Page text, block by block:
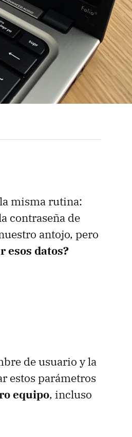
misma rutina:
contraseña de
antojo, pero
esos datos?
de usuario y la
estos parámetros
equipo, incluso